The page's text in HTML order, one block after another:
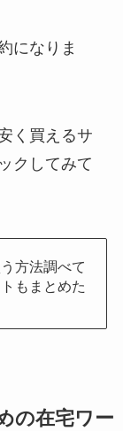
になりま
く買えるサ
クしてみて
方法調べて
もまとめた
の在宅ワー